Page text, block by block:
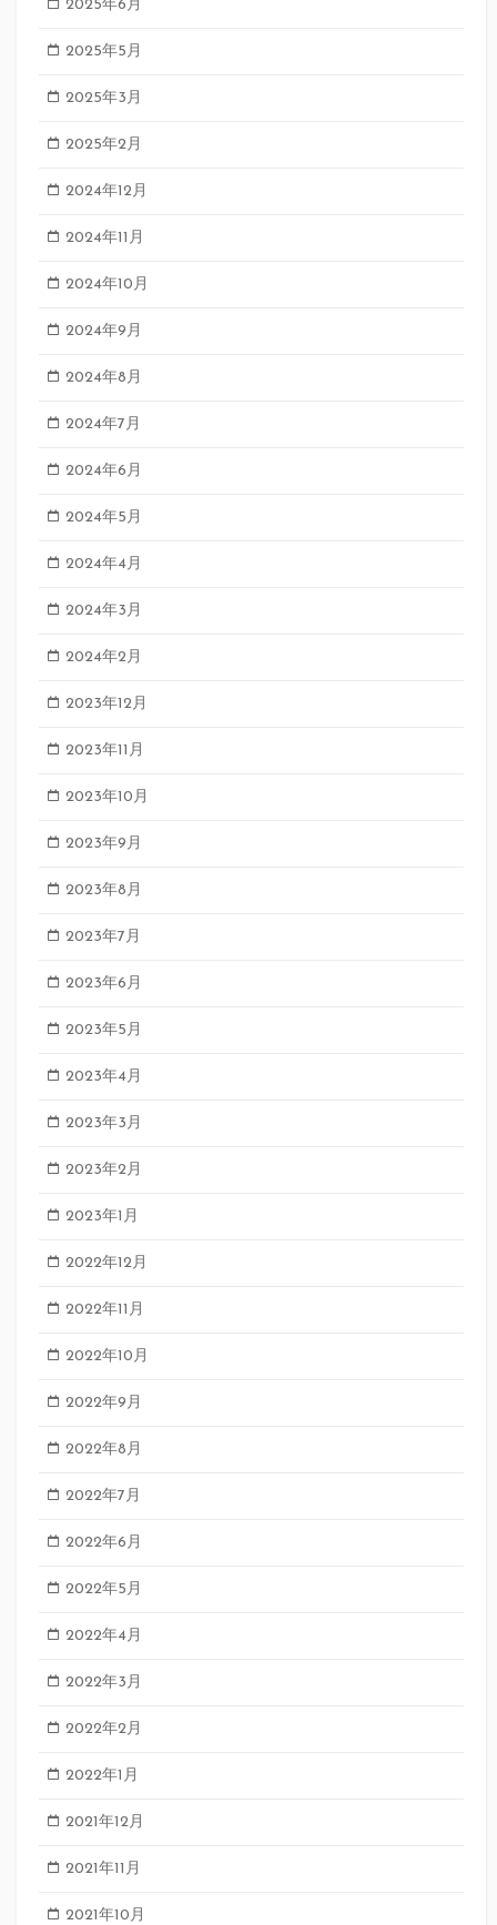
2025年6月
2025年5月
2025年3月
2025年2月
2024年12月
2024年11月
2024年10月
2024年9月
2024年8月
2024年7月
2024年6月
2024年5月
2024年4月
2024年3月
2024年2月
2023年12月
2023年11月
2023年10月
2023年9月
2023年8月
2023年7月
2023年6月
2023年5月
2023年4月
2023年3月
2023年2月
2023年1月
2022年12月
2022年11月
2022年10月
2022年9月
2022年8月
2022年7月
2022年6月
2022年5月
2022年4月
2022年3月
2022年2月
2022年1月
2021年12月
2021年11月
2021年10月